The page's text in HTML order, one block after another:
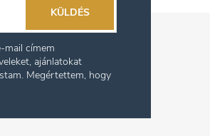
mail címem
ajánlatokat
Megértettem, hogy
KÜLDÉS